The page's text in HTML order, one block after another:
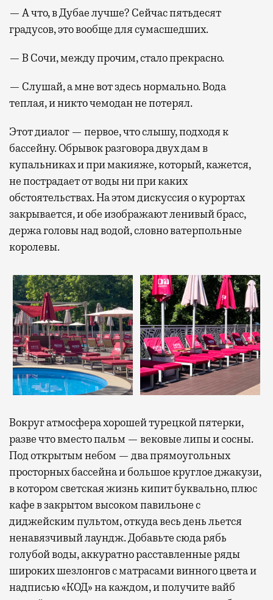
— А что, в Дубае лучше? Сейчас пятьдесят
градусов, это вообще для сумасшедших.
— В Сочи, между прочим, стало прекрасно.
— Слушай, а мне вот здесь нормально. Вода
теплая, и никто чемодан не потерял.
Этот диалог — первое, что слышу, подходя к
бассейну. Обрывок разговора двух дам в
купальниках и при макияже, который, кажется,
не пострадает от воды ни при каких
обстоятельствах. На этом дискуссия о курортах
закрывается, и обе изображают ленивый брасс,
держа головы над водой, словно ватерпольные
королевы.
Вокруг атмосфера хорошей турецкой пятерки,
разве что вместо пальм — вековые липы и сосны.
Под открытым небом — два прямоугольных
просторных бассейна и большое круглое джакузи,
в котором светская жизнь кипит буквально, плюс
кафе в закрытом высоком павильоне с
диджейским пультом, откуда весь день льется
ненавязчивый лаундж. Добавьте сюда рябь
голубой воды, аккуратно расставленные ряды
широких шезлонгов с матрасами винного цвета и
надписью «КОД» на каждом, и получите вайб